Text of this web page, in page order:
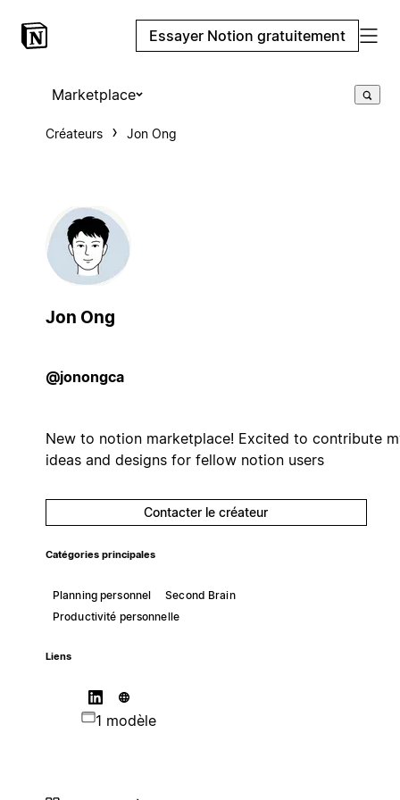
Essayer Notion gratuitement
Marketplace
Créateurs Jon Ong
Jon Ong
@jonongca
New to notion marketplace! Excited to contribute
ideas and designs for fellow notion users
Contacter le créateur
Catégories principales
Planning personnel
Second Brain
Productivité personnelle
Liens
1 modèle